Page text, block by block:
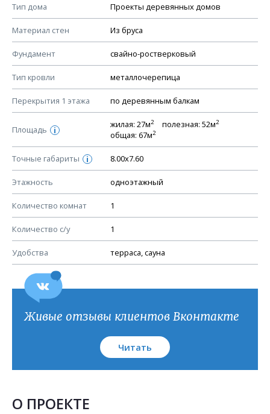
Тип дома Проекты деревянных домов
Материал стен Из бруса
Фундамент свайно-ростверковый
Тип кровли металлочерепица
Перекрытия 1 этажа по деревянным балкам
Площадь i
жилая: 27м2 полезная: 52м2
общая: 67м2
Точные габариты i 8.00х7.60
Этажность одноэтажный
Количество комнат 1
Количество с/у 1
Удобства терраса, сауна
Смотрите советы по выбору материала в нашем
КОНСТРУКТИВНЫЕ РЕШЕНИЯ (КР)
Ведомость рабочих чертежей основного комплекта КР
План фундамента
Устройство фундамента, спецификация материалов
Планы перекрытий этажей, спецификация элементов
Устройство перекрытий
Устройство стен
Спецификация материалов стен
Схема расположения лаг чердака (если есть)
Схема расположения элементов стропил
Спецификация элементов стропил
Устройство стропильной системы
Узлы устройства кровли
План кровли
Живые отзывы клиентов Вконтакте
Читать
О ПРОЕКТЕ